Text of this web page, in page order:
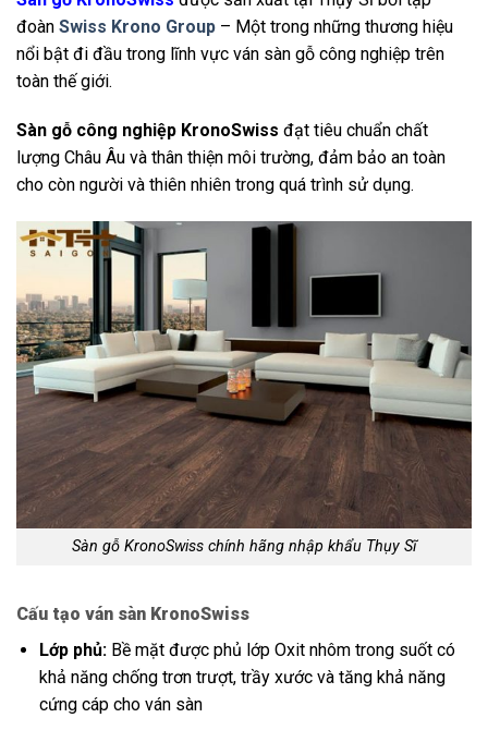
đoàn Swiss Krono Group – Một trong những thương hiệu
nổi bật đi đầu trong lĩnh vực ván sàn gỗ công nghiệp trên
toàn thế giới.
Sàn gỗ công nghiệp KronoSwiss đạt tiêu chuẩn chất
lượng Châu Âu và thân thiện môi trường, đảm bảo an toàn
cho còn người và thiên nhiên trong quá trình sử dụng.
Sàn gỗ KronoSwiss chính hãng nhập khẩu Thụy Sĩ
Cấu tạo ván sàn KronoSwiss
Lớp phủ:Bề mặt được phủ lớp Oxit nhôm trong suốt có
khả năng chống trơn trượt, trầy xước và tăng khả năng
cứng cáp cho ván sàn